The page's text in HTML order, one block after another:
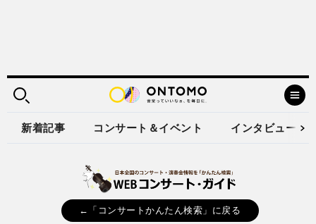
新着記事 コンサート＆イベント インタビュー
←「コンサートかんたん検索」に戻る